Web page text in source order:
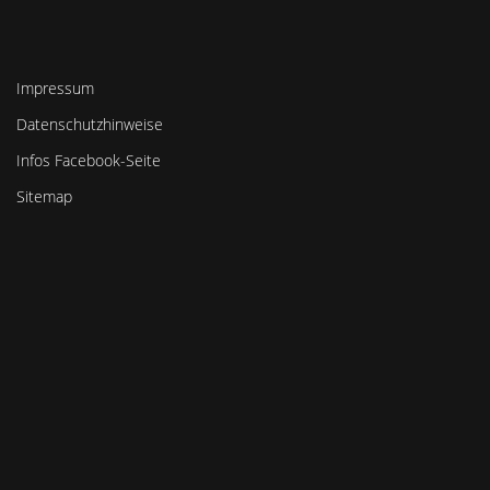
Impressum
Datenschutzhinweise
Infos Facebook-Seite
Sitemap